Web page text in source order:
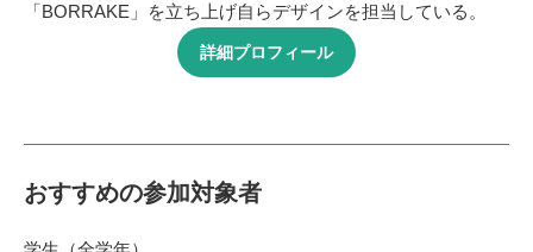
「BORRAKE」を立ち上げ自らデザインを担当している。
詳細プロフィール
おすすめの参加対象者